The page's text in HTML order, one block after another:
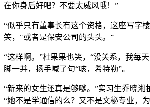
在你身后好吧？不要太威风哦！”
“似乎只有董事长有这个资格，这座写字
笑，“或者是保安公司的头头。”
“这样啊。”杜果果也笑，“没关系，我每
脚一并，扬手喊了句“咳，希特勒”。
“新来的女生还真是够嗲。”实习生乔晓湘
“她不是学通信的么？又不是文秘专业，